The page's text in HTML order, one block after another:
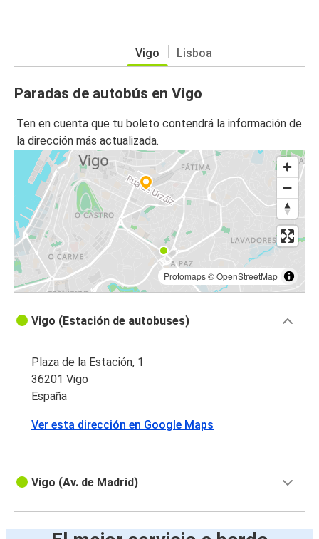
Vigo Lisboa
Paradas de autobús en Vigo
Ten en cuenta que tu boleto contendrá la información de
la dirección más actualizada.
Protomaps©OpenStreetMap
Vigo (Estación de autobuses)
Plaza de la Estación, 1
36201 Vigo
España
Ver esta dirección en Google Maps
Vigo (Av. de Madrid)